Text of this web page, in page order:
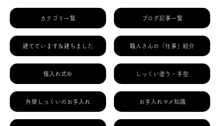
カテゴリ一覧 ブログ記事一覧
建てています＆建ちました 職人さんの「仕事」紹介
傷入れ式® しっくい塗り・手型
外壁しっくいのお手入れ お手入れマメ知識